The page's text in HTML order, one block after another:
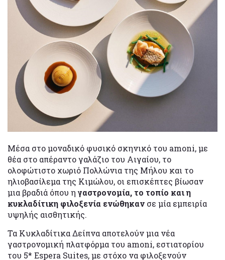
Μέσα στο μοναδικό φυσικό σκηνικό του amoni, με
θέα στο απέραντο γαλάζιο του Αιγαίου, το
ολοφώτιστο χωριό Πολλώνια της Μήλου και το
ηλιοβασίλεμα της Κιμώλου, οι επισκέπτες βίωσαν
μια βραδιά όπου η γαστρονομία, το τοπίο και η
κυκλαδίτικη φιλοξενία ενώθηκαν σε μία εμπειρία
υψηλής αισθητικής.
Τα Κυκλαδίτικα Δείπνα αποτελούν μια νέα
γαστρονομική πλατφόρμα του amoni, εστιατορίου
του 5* Espera Suites, με στόχο να φιλοξενούν